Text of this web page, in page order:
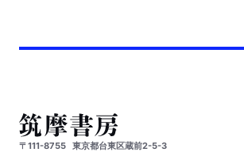
〒111-8755 東京都台東区蔵前2-5-3